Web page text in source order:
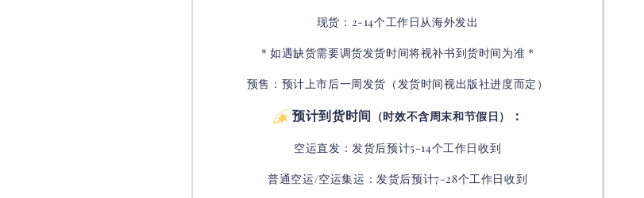
现货：2-14个工作日从海外发出
* 如遇缺货需要调货发货时间将视补书到货时间为准 *
预售：预计上市后一周发货（发货时间视出版社进度而定 ）
预计到货时间 （时效不含周末和节假日） ：
空运直发：发货后预计5-14个工作日收到
普通空运/空运集运：发货后预计7-28个工作日收到